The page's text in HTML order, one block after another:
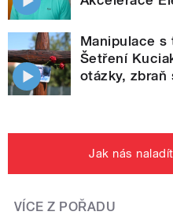
Manipulace s
Šetření
otázky, zbraň
Jak nás
VÍCE Z POŘADU